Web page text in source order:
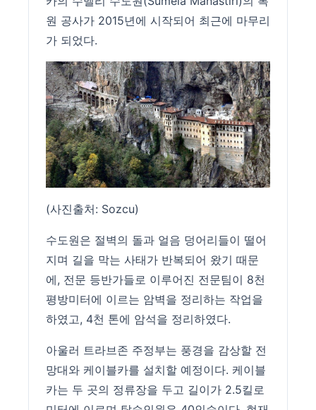
원 공사가 2015년에 시작되어 최근에 마무리
가 되었다.
(사진출처: Sozcu)
수도원은 절벽의 돌과 얼음 덩어리들이 떨어
지며 길을 막는 사태가 반복되어 왔기 때문
에, 전문 등반가들로 이루어진 전문팀이 8천
평방미터에 이르는 암벽을 정리하는 작업을
하였고, 4천 톤에 암석을 정리하였다.
아울러 트라브존 주정부는 풍경을 감상할 전
망대와 케이블카를 설치할 예정이다. 케이블
카는 두 곳의 정류장을 두고 길이가 2.5킬로